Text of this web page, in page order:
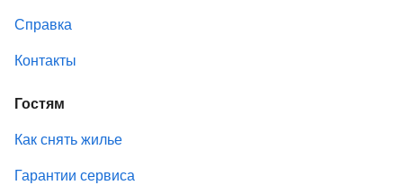
Справка
Контакты
Гостям
Как снять жилье
Гарантии сервиса